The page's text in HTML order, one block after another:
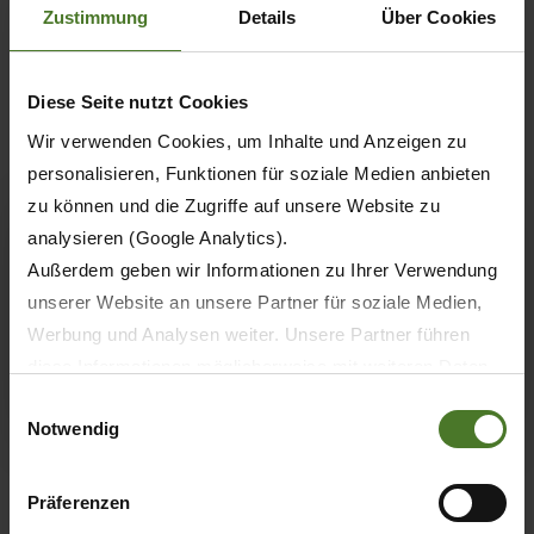
Zustimmung Details Über Cookies
Diese Seite nutzt Cookies
Wir verwenden Cookies, um Inhalte und Anzeigen zu
personalisieren, Funktionen für soziale Medien anbieten
zu können und die Zugriffe auf unsere Website zu
analysieren (Google Analytics).
Außerdem geben wir Informationen zu Ihrer Verwendung
unserer Website an unsere Partner für soziale Medien,
Werbung und Analysen weiter. Unsere Partner führen
sie im Rahmen Ihrer Nutzung der Dienste gesammelt
Wir setzen im Rahmen des Trackings auch Dienstleister
in Drittländern außerhalb der EU mit abweichenden
Notwendig
Präferenzen
TX Kapacita až 56 m³ Konstrukce s jedním rámem
komfortnější jízdu Extrémně výkonný pohon…
27.ZX
ZX Hydraulicky poháněné neřízené sběrací ústrojí s
elektrohydraulickým odlehčením Integrální rotor a